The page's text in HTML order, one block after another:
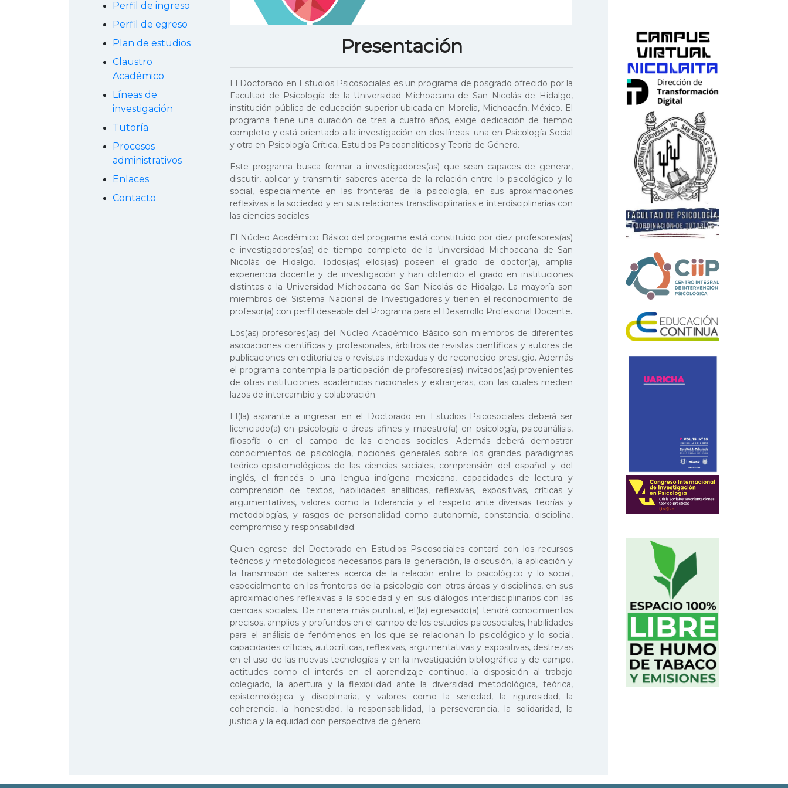
Perfil de ingreso
Perfil de egreso
Plan de estudios
Claustro
Académico
Líneas de
investigación
Tutoría
Procesos
administrativos
Enlaces
Contacto
Presentación
El Doctorado en Estudios Psicosociales es un programa de posgrado ofrecido por la
Facultad de Psicología de la Universidad Michoacana de San Nicolás de Hidalgo,
institución pública de educación superior ubicada en Morelia, Michoacán, México. El
programa tiene una duración de tres a cuatro años, exige dedicación de tiempo
completo y está orientado a la investigación en dos líneas: una en Psicología Social
y otra en Psicología Crítica, Estudios Psicoanalíticos y Teoría de Género.
Este programa busca formar a investigadores(as) que sean capaces de generar,
discutir, aplicar y transmitir saberes acerca de la relación entre lo psicológico y lo
social, especialmente en las fronteras de la psicología, en sus aproximaciones
reflexivas a la sociedad y en sus relaciones transdisciplinarias e interdisciplinarias con
las ciencias sociales.
El Núcleo Académico Básico del programa está constituido por diez profesores(as)
e investigadores(as) de tiempo completo de la Universidad Michoacana de San
Nicolás de Hidalgo. Todos(as) ellos(as) poseen el grado de doctor(a), amplia
experiencia docente y de investigación y han obtenido el grado en instituciones
distintas a la Universidad Michoacana de San Nicolás de Hidalgo. La mayoría son
miembros del Sistema Nacional de Investigadores y tienen el reconocimiento de
profesor(a) con perfil deseable del Programa para el Desarrollo Profesional Docente.
Los(as) profesores(as) del Núcleo Académico Básico son miembros de diferentes
asociaciones científicas y profesionales, árbitros de revistas científicas y autores de
publicaciones en editoriales o revistas indexadas y de reconocido prestigio. Además
el programa contempla la participación de profesores(as) invitados(as) provenientes
de otras instituciones académicas nacionales y extranjeras, con las cuales medien
lazos de intercambio y colaboración.
El(la) aspirante a ingresar en el Doctorado en Estudios Psicosociales deberá ser
licenciado(a) en psicología o áreas afines y maestro(a) en psicología, psicoanálisis,
filosofía o en el campo de las ciencias sociales. Además deberá demostrar
conocimientos de psicología, nociones generales sobre los grandes paradigmas
teórico-epistemológicos de las ciencias sociales, comprensión del español y del
inglés, el francés o una lengua indígena mexicana, capacidades de lectura y
comprensión de textos, habilidades analíticas, reflexivas, expositivas, críticas y
argumentativas, valores como la tolerancia y el respeto ante diversas teorías y
metodologías, y rasgos de personalidad como autonomía, constancia, disciplina,
compromiso y responsabilidad.
Quien egrese del Doctorado en Estudios Psicosociales contará con los recursos
teóricos y metodológicos necesarios para la generación, la discusión, la aplicación y
la transmisión de saberes acerca de la relación entre lo psicológico y lo social,
especialmente en las fronteras de la psicología con otras áreas y disciplinas, en sus
aproximaciones reflexivas a la sociedad y en sus diálogos interdisciplinarios con las
ciencias sociales. De manera más puntual, el(la) egresado(a) tendrá conocimientos
precisos, amplios y profundos en el campo de los estudios psicosociales, habilidades
para el análisis de fenómenos en los que se relacionan lo psicológico y lo social,
capacidades críticas, autocríticas, reflexivas, argumentativas y expositivas, destrezas
en el uso de las nuevas tecnologías y en la investigación bibliográfica y de campo,
actitudes como el interés en el aprendizaje continuo, la disposición al trabajo
colegiado, la apertura y la flexibilidad ante la diversidad metodológica, teórica,
epistemológica y disciplinaria, y valores como la seriedad, la rigurosidad, la
coherencia, la honestidad, la responsabilidad, la perseverancia, la solidaridad, la
justicia y la equidad con perspectiva de género.